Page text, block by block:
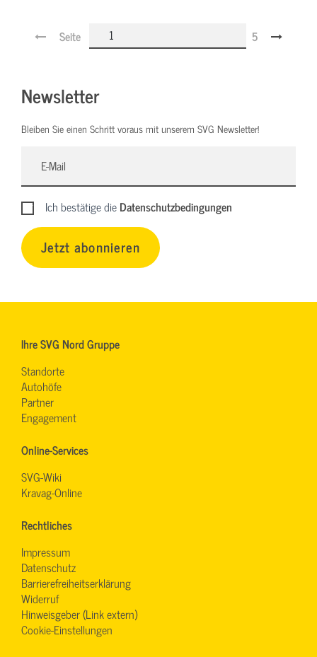
Seite 5
Newsletter
Bleiben Sie einen Schritt voraus mit unserem SVG Newsletter!
Ich bestätige dieDatenschutzbedingungen
Jetzt abonnieren
Ihre SVG Nord Gruppe
Standorte
Autohöfe
Partner
Engagement
Online-Services
SVG-Wiki
Kravag-Online
Rechtliches
Impressum
Datenschutz
Barrierefreiheitserklärung
Widerruf
Hinweisgeber (Link extern)
Cookie-Einstellungen